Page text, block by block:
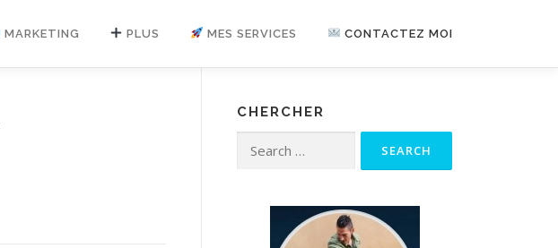
MARKETING PLUS MES SERVICES CONTACTEZ MOI
CHERCHER
Search for: